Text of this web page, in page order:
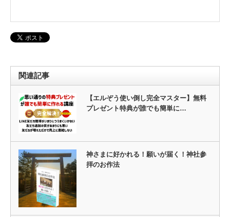
関連記事
【エルぞう使い倒し完全マスター】無料
プレゼント特典が誰でも簡単に…
神さまに好かれる！願いが届く！神社参
拝のお作法